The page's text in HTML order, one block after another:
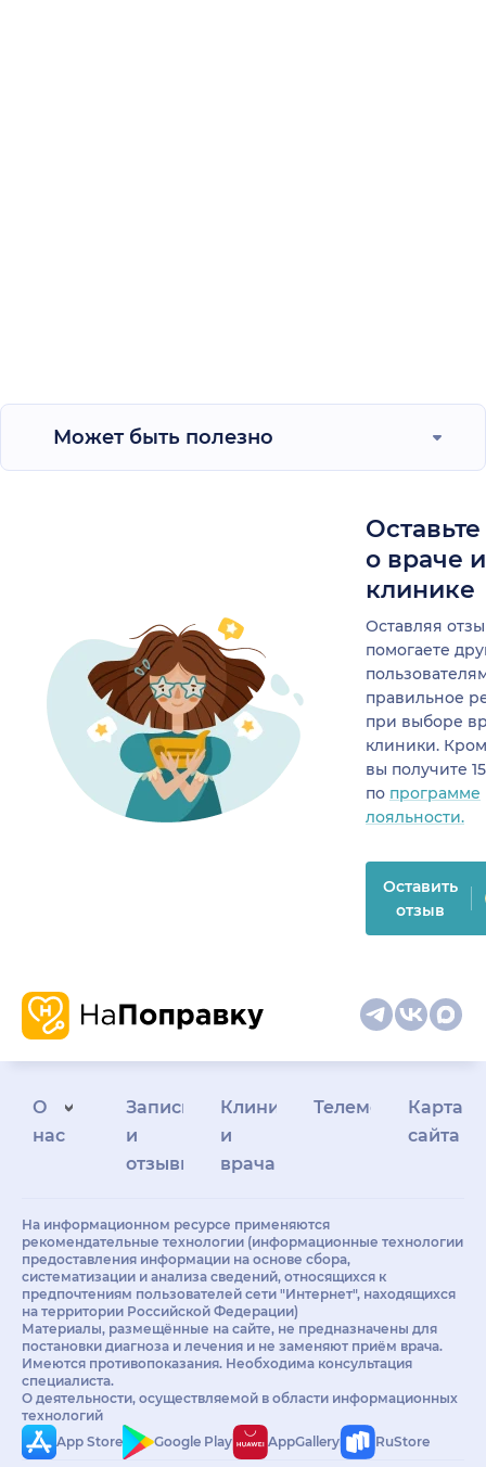
Может быть полезно
о враче
клинике
Оставляя
помогаете
правильное
при выборе
клиники.
вы получите
по программе
лояльности.
Оставить
отзыв
О
нас
Запись
и
отзывы
Клиникам
и
врачам
Телемедицина
Карта
сайта
На информационном ресурсе применяются
рекомендательные технологии (информационные технологии
предоставления информации на основе сбора,
систематизации и анализа сведений, относящихся к
предпочтениям пользователей сети "Интернет", находящихся
на территории Российской Федерации)
Материалы, размещённые на сайте, не предназначены для
постановки диагноза и лечения и не заменяют приём врача.
Имеются противопоказания. Необходима консультация
специалиста.
О деятельности, осуществляемой в области информационных
технологий
App Store
Google Play AppGallery RuStore